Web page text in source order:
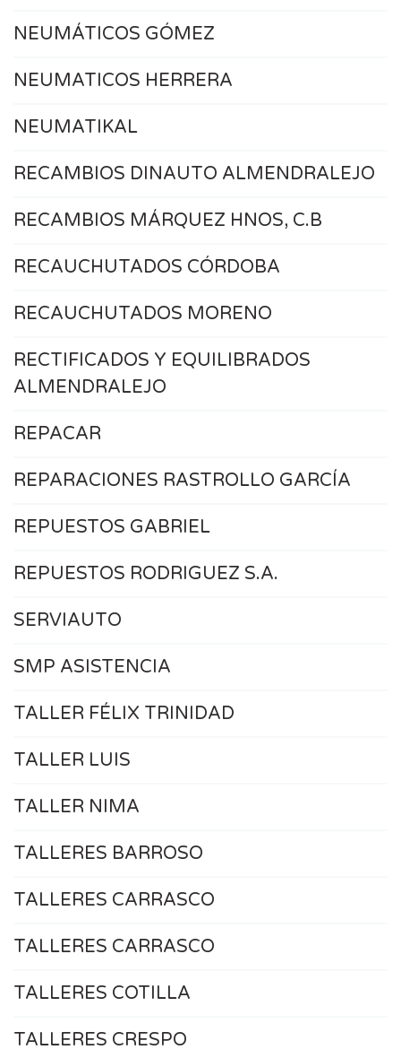
NEUMÁTICOS GÓMEZ
NEUMATICOS HERRERA
NEUMATIKAL
RECAMBIOS DINAUTO ALMENDRALEJO
RECAMBIOS MÁRQUEZ HNOS, C.B
RECAUCHUTADOS CÓRDOBA
RECAUCHUTADOS MORENO
RECTIFICADOS Y EQUILIBRADOS
ALMENDRALEJO
REPACAR
REPARACIONES RASTROLLO GARCÍA
REPUESTOS GABRIEL
REPUESTOS RODRIGUEZ S.A.
SERVIAUTO
SMP ASISTENCIA
TALLER FÉLIX TRINIDAD
TALLER LUIS
TALLER NIMA
TALLERES BARROSO
TALLERES CARRASCO
TALLERES CARRASCO
TALLERES COTILLA
TALLERES CRESPO